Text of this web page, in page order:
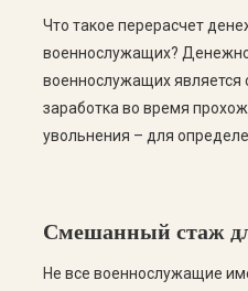
Что такое перерасчет
военнослужащих?
военнослужащих является
заработка во время
увольнения – для
перерасчета. Перерасчет
действующим
Смешанный стаж
Не все военнослужащие